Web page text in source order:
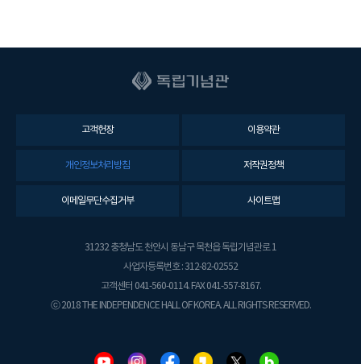
고객헌장 이용약관
개인정보처리방침 저작권정책
이메일무단수집거부 사이트맵
31232 충청남도 천안시 동남구 목천읍 독립기념관로 1
사업자등록번호 : 312-82-02552
고객센터 041-560-0114. FAX 041-557-8167.
ⓒ 2018 THE INDEPENDENCE HALL OF KOREA. ALL RIGHTS RESERVED.